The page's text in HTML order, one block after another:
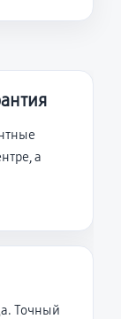
а
Точный